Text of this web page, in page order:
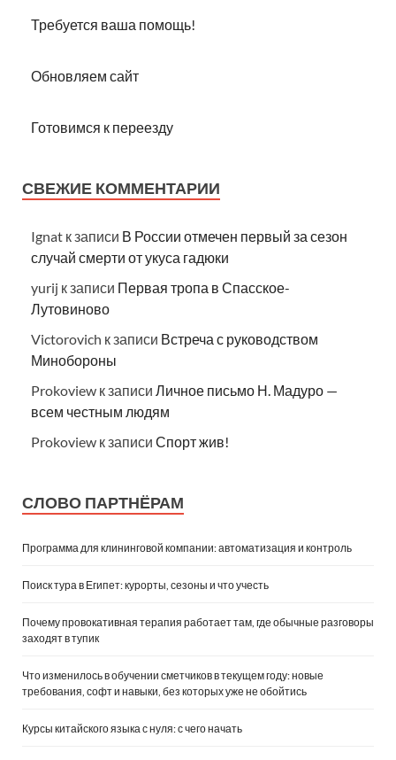
Требуется ваша помощь!
Обновляем сайт
Готовимся к переезду
СВЕЖИЕ КОММЕНТАРИИ
Ignat к записи В России отмечен первый за сезон
случай смерти от укуса гадюки
yurij к записи Первая тропа в Спасское-
Лутовиново
Victorovich к записи Встреча с руководством
Минобороны
Prokoview к записи Личное письмо Н. Мадуро —
всем честным людям
Prokoview к записи Спорт жив!
СЛОВО ПАРТНЁРАМ
Программа для клининговой компании: автоматизация и контроль
Поиск тура в Египет: курорты, сезоны и что учесть
Почему провокативная терапия работает там, где обычные разговоры
заходят в тупик
Что изменилось в обучении сметчиков в текущем году: новые
требования, софт и навыки, без которых уже не обойтись
Курсы китайского языка с нуля: с чего начать